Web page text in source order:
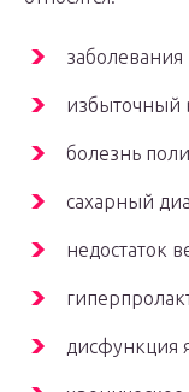
избыточный
болезнь
сахарный
недостаток
дисфункция